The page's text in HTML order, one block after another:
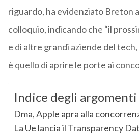
riguardo, ha evidenziato Breton
colloquio, indicando che “il
e di altre grandi aziende del
è quello di aprire le porte ai
Indice degli argomenti
Dma, Apple apra alla
La Ue lancia il Transparency